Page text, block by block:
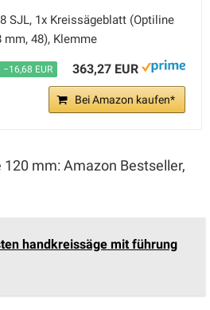
SJL, 1x Kreissägeblatt (Optiline
mm, 48), Klemme
−16,68 EUR 363,27 EUR
Bei Amazon kaufen*
mm: Amazon Bestseller,
handkreissäge mit führung